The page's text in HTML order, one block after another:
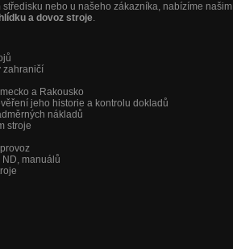
nebo u našeho zákazníka, nabízíme našim
a dovoz stroje.
zahraničí
a Rakousko
jeho historie a kontrolu dokladů
nákladů
stroje
manuálů